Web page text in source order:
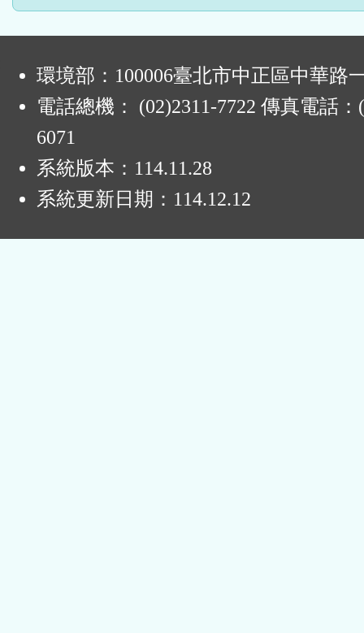
環境部：100006臺北市中正區中華路
電話總機： (02)2311-7722 傳真電話：
6071
系統版本： 114.11.28
系統更新日期： 114.12.12